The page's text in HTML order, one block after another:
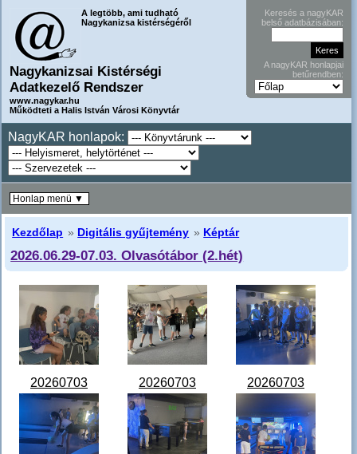
A legtöbb, ami tudható
Nagykanizsa kistérségéről
Nagykanizsai Kistérségi
Adatkezelő Rendszer
www.nagykar.hu
Működteti a Halis István Városi Könyvtár
Keresés a nagyKAR
belső adatbázisában:
A nagyKAR honlapjai
betűrendben:
NagyKAR honlapok:
Kezdőlap » Digitális gyűjtemény » Képtár
2026.06.29-07.03. Olvasótábor (2.hét)
20260703
IMG_0298.jpeg
20260703
IMG_0308.jpeg
20260703
IMG_0312.jpeg
Honlap menü ▼